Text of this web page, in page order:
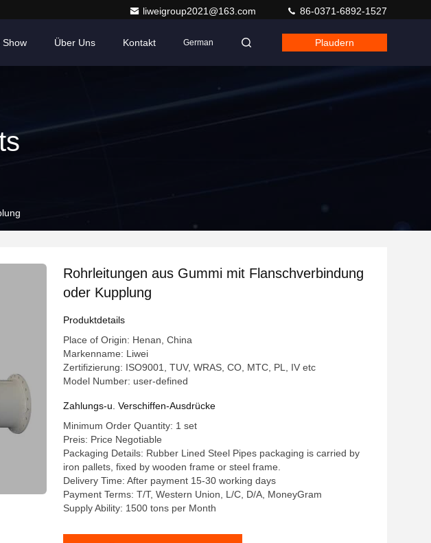
liweigroup2021@163.com 86-0371-6892-1527
Show Über Uns Kontakt German Plaudern
Rohrleitungen aus Gummi mit Flanschverbindung
oder Kupplung
Produktdetails
Place of Origin: Henan, China
Markenname: Liwei
Zertifizierung: ISO9001, TUV, WRAS, CO, MTC, PL, IV etc
Model Number: user-defined
Zahlungs-u. Verschiffen-Ausdrücke
Minimum Order Quantity: 1 set
Preis: Price Negotiable
Packaging Details: Rubber Lined Steel Pipes packaging is carried by
iron pallets, fixed by wooden frame or steel frame.
Delivery Time: After payment 15-30 working days
Payment Terms: T/T, Western Union, L/C, D/A, MoneyGram
Supply Ability: 1500 tons per Month